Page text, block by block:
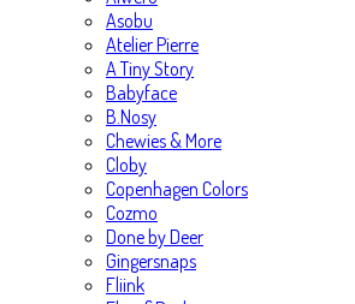
Asobu
Atelier Pierre
A Tiny Story
Babyface
B.Nosy
Chewies & More
Cloby
Copenhagen Colors
Cozmo
Done by Deer
Gingersnaps
Fliink